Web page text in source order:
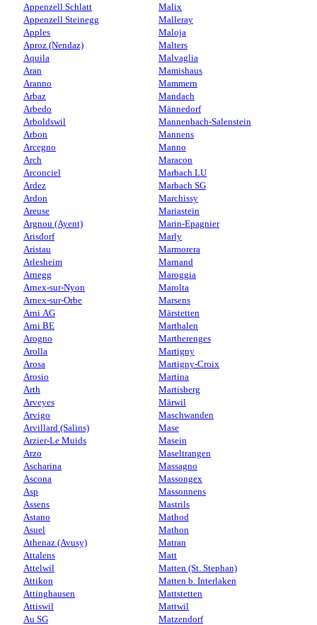
Appenzell Schlatt
Appenzell Steinegg
Apples
Aproz (Nendaz)
Aquila
Aran
Aranno
Arbaz
Arbedo
Arboldswil
Arbon
Arcegno
Arch
Arconciel
Ardez
Ardon
Areuse
Argnou (Ayent)
Arisdorf
Aristau
Arlesheim
Arnegg
Arnex-sur-Nyon
Arnex-sur-Orbe
Arni AG
Arni BE
Arogno
Arolla
Arosa
Arosio
Arth
Arveyes
Arvigo
Arvillard (Salins)
Arzier-Le Muids
Arzo
Ascharina
Ascona
Asp
Assens
Astano
Asuel
Athenaz (Avusy)
Attalens
Attelwil
Attikon
Attinghausen
Attiswil
Au SG
Malix
Malleray
Maloja
Malters
Malvaglia
Mamishaus
Mammern
Mandach
Männedorf
Mannenbach-Salenstein
Mannens
Manno
Maracon
Marbach LU
Marbach SG
Marchissy
Mariastein
Marin-Epagnier
Marly
Marmorera
Marnand
Maroggia
Marolta
Marsens
Märstetten
Marthalen
Martherenges
Martigny
Martigny-Croix
Martina
Martisberg
Märwil
Maschwanden
Mase
Masein
Maseltrangen
Massagno
Massongex
Massonnens
Mastrils
Mathod
Mathon
Matran
Matt
Matten (St. Stephan)
Matten b. Interlaken
Mattstetten
Mattwil
Matzendorf